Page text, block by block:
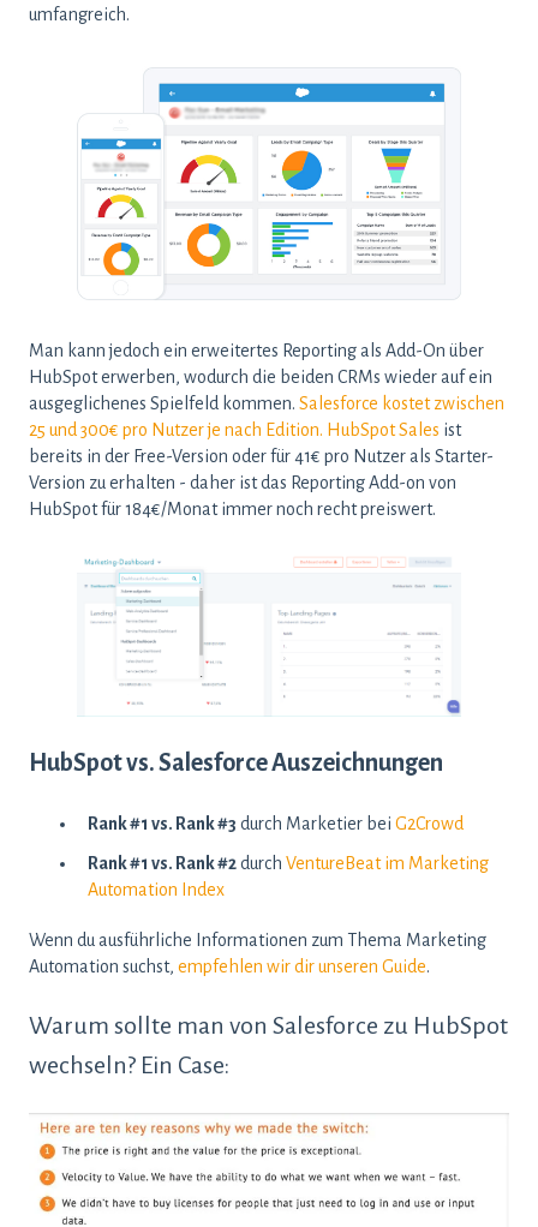
umfangreich.
Man kann jedoch ein erweitertes Reporting als Add-On über
HubSpot erwerben, wodurch die beiden CRMs wieder auf ein
ausgeglichenes Spielfeld kommen. Salesforce kostet zwischen
25 und 300€ pro Nutzer je nach Edition. HubSpot Sales ist
bereits in der Free-Version oder für 41€ pro Nutzer als Starter-
Version zu erhalten - daher ist das Reporting Add-on von
HubSpot für 184€/Monat immer noch recht preiswert.
HubSpot vs. Salesforce Auszeichnungen
Rank #1 vs. Rank #3 durch Marketier bei G2Crowd
Rank #1 vs. Rank #2durch VentureBeat im Marketing
Automation Index
Wenn du ausführliche Informationen zum Thema Marketing
Automation suchst, empfehlen wir dir unseren Guide.
Warum sollte man von Salesforce zu HubSpot
wechseln? Ein Case: